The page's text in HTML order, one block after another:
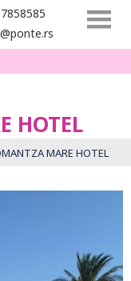
HOTEL
MARE HOTEL